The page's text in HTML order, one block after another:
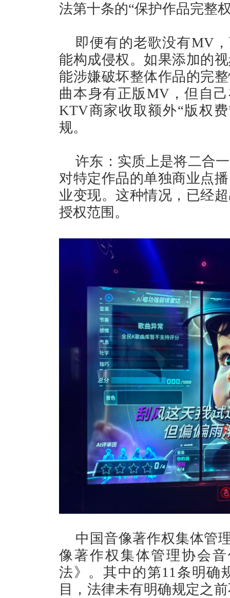
法第十条的“保护作品完整
即便有的老歌没有MV
能构成侵权。如果添加的
能涉嫌破坏整体作品的完
曲本身有正版MV，但自
KTV商家收取额外“版权
规。
许东：实质上是将二合
对特定作品的单独商业点
业变现。这种情况，已经
授权范围。
中国音像著作权集体管
像著作权集体管理协会
法》。其中的第11条明确
目，法律未有明确规定之